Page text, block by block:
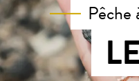
Pêche